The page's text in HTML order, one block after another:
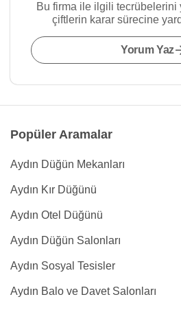
Bu firma ile ilgili tecrübelerini
çiftlerin karar sürecine
Yorum Yaz
Popüler Aramalar
Aydın Düğün Mekanları
Aydın Kır Düğünü
Aydın Otel Düğünü
Aydın Düğün Salonları
Aydın Sosyal Tesisler
Aydın Balo ve Davet Salonları